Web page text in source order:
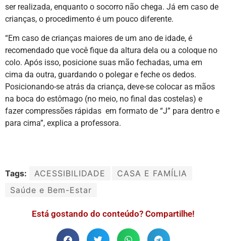
ser realizada, enquanto o socorro não chega. Já em caso de
crianças, o procedimento é um pouco diferente.
“Em caso de crianças maiores de um ano de idade, é
recomendado que você fique da altura dela ou a coloque no
colo. Após isso, posicione suas mão fechadas, uma em
cima da outra, guardando o polegar e feche os dedos.
Posicionando-se atrás da criança, deve-se colocar as mãos
na boca do estômago (no meio, no final das costelas) e
fazer compressões rápidas em formato de “J” para dentro e
para cima”, explica a professora.
Tags: ACESSIBILIDADE
CASA E FAMÍLIA
Saúde e Bem-Estar
Está gostando do conteúdo? Compartilhe!